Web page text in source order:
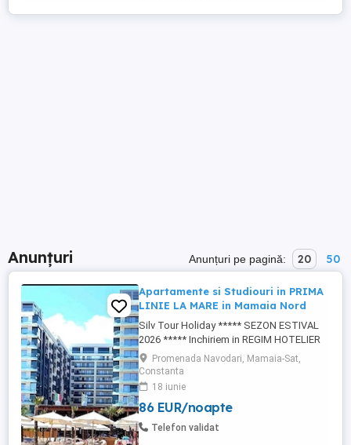
Anunțuri Anunțuri pe pagină: 20 50
Apartamente si Studiouri in PRIMA
LINIE LA MARE in Mamaia Nord
Silv Tour Holiday ***** SEZON ESTIVAL
2026 ***** Inchiriem in REGIM HOTELIER
APARTAMENTE SI STUDIOURI Intr-unul din
cele mai frumoase si elegante resorturi
rezidentialle de 5 stele Situat in PRIMA
MAMAIA-NORD ***** FACILITATI:
PARCARE PRIVATA GRATUITA CU BARIERA
Promenada Navodari, Mamaia-Sat,
Constanta
18 iunie
86 EUR/noapte
Telefon validat